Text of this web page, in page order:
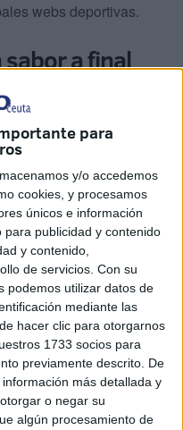
para
y/o accedemos
cookies, y procesamos
únicos e información
publicidad y contenido
y contenido,
de servicios. Con su
podemos utilizar datos de
mediante las
hacer clic para otorgarnos
1733 socios para
previamente descrito. De
más detallada y
o negar su
algún procesamiento de
webs deportivas.
a final
tan pronto en el
ha querido que los